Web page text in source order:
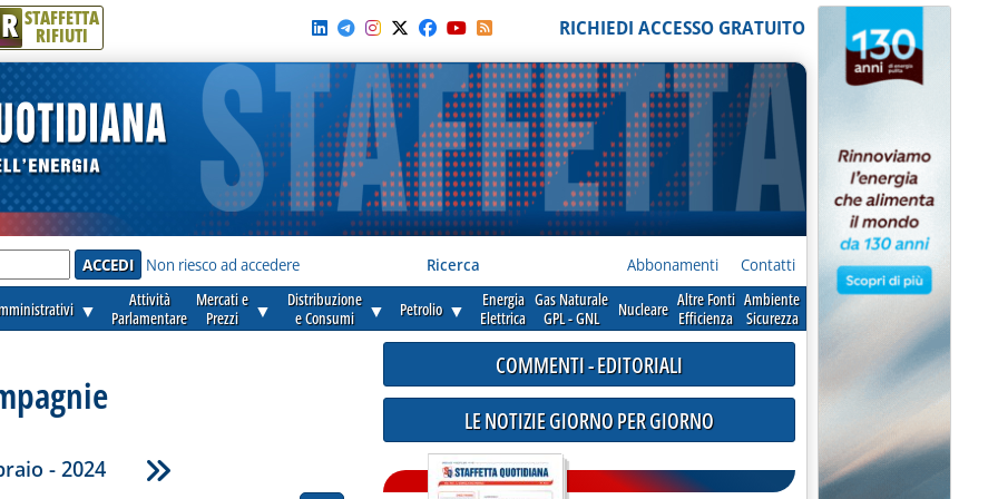
R STAFFETTA
RIFIUTI RICHIEDI ACCESSO GRATUITO
Non riesco ad accedere Ricerca Abbonamenti Contatti
▼
Attività
Parlamentare
Mercati e
Prezzi
▼
Distribuzione
e Consumi
▼ Petrolio ▼
Energia
Elettrica
Gas Naturale
GPL - GNL
Nucleare Altre Fonti
Efficienza
Ambiente
Sicurezza
- 2024
COMMENTI - EDITORIALI
LE NOTIZIE GIORNO PER GIORNO